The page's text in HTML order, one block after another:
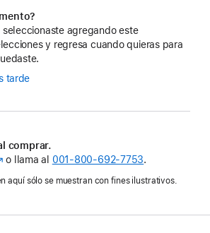
agregando este
y regresa cuando quieras para
tarde
comprar.
o llama al 001‑800‑692‑7753.
aquí sólo se muestran con fines ilustrativos.